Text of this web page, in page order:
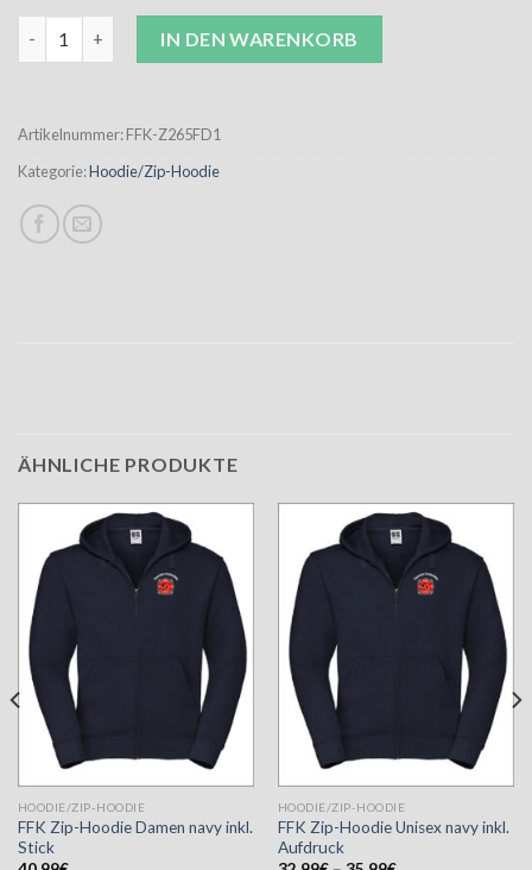
IN DEN WARENKORB
Artikelnummer:FFK-Z265FD1
Kategorie:Hoodie/Zip-Hoodie
ÄHNLICHE PRODUKTE
HOODIE/ZIP-HOODIE
FFK Zip-Hoodie Damen navy inkl.
Stick
HOODIE/ZIP-HOODIE
FFK Zip-Hoodie Unisex navy inkl.
Aufdruck